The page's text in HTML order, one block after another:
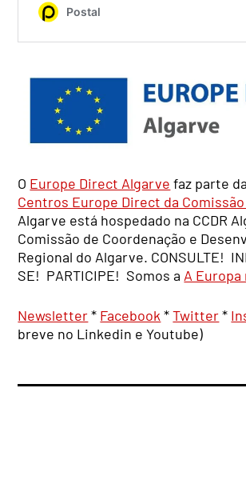
O Europe Direct Algarve faz parte da
Centros Europe Direct da
Algarve está hospedado na CCDR
Comissão de Coordenação e
Regional do Algarve. CONSULTE!
SE! PARTICIPE! Somos a A Europa
Newsletter* Facebook *Twitter*
breve no Linkedin e Youtube)